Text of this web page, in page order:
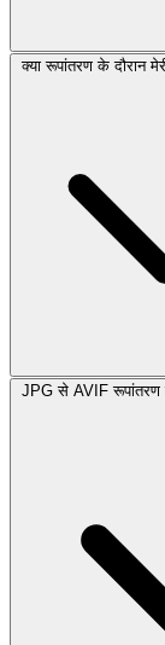
क्या रूपांतरण के दौरान
JPG से AVIF रूपांतरण